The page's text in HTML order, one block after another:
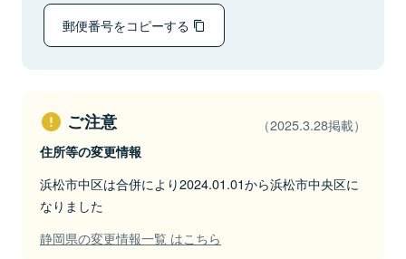
郵便番号をコピーする
ご注意 （2025.3.28掲載）
住所等の変更情報
浜松市中区は合併により2024.01.01から浜松市中央区に
なりました
静岡県の変更情報一覧 はこちら